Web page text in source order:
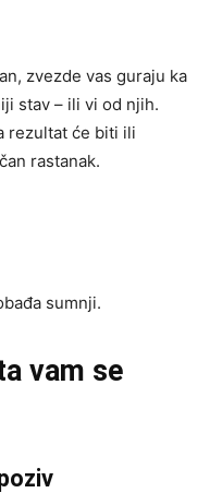
zvezde vas guraju ka
stav – ili vi od njih.
rezultat će biti ili
rastanak.
sumnji.
vam se